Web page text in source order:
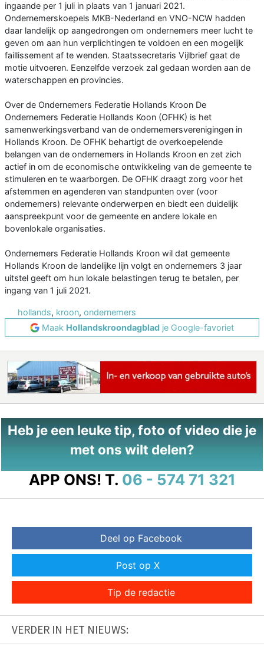
ingaande per 1 juli in plaats van 1 januari 2021.
Ondernemerskoepels MKB-Nederland en VNO-NCW hadden
daar landelijk op aangedrongen om ondernemers meer lucht te
geven om aan hun verplichtingen te voldoen en een mogelijk
faillissement af te wenden. Staatssecretaris Vijlbrief gaat de
motie uitvoeren. Eenzelfde verzoek zal gedaan worden aan de
waterschappen en provincies.
Over de Ondernemers Federatie Hollands Kroon De
Ondernemers Federatie Hollands Koon (OFHK) is het
samenwerkingsverband van de ondernemersverenigingen in
Hollands Kroon. De OFHK behartigt de overkoepelende
belangen van de ondernemers in Hollands Kroon en zet zich
actief in om de economische ontwikkeling van de gemeente te
stimuleren en te waarborgen. De OFHK draagt zorg voor het
afstemmen en agenderen van standpunten over (voor
ondernemers) relevante onderwerpen en biedt een duidelijk
aanspreekpunt voor de gemeente en andere lokale en
bovenlokale organisaties.
Ondernemers Federatie Hollands Kroon wil dat gemeente
Hollands Kroon de landelijke lijn volgt en ondernemers 3 jaar
uitstel geeft om hun lokale belastingen terug te betalen, per
ingang van 1 juli 2021.
hollands, kroon, ondernemers
Maak Hollandskroondagblad je Google-favoriet
Heb je een leuke tip, foto of video die je
met ons wilt delen?
APP ONS! T. 06 - 574 71 321
Deel op Facebook
Post op X
Tip de redactie
VERDER IN HET NIEUWS: